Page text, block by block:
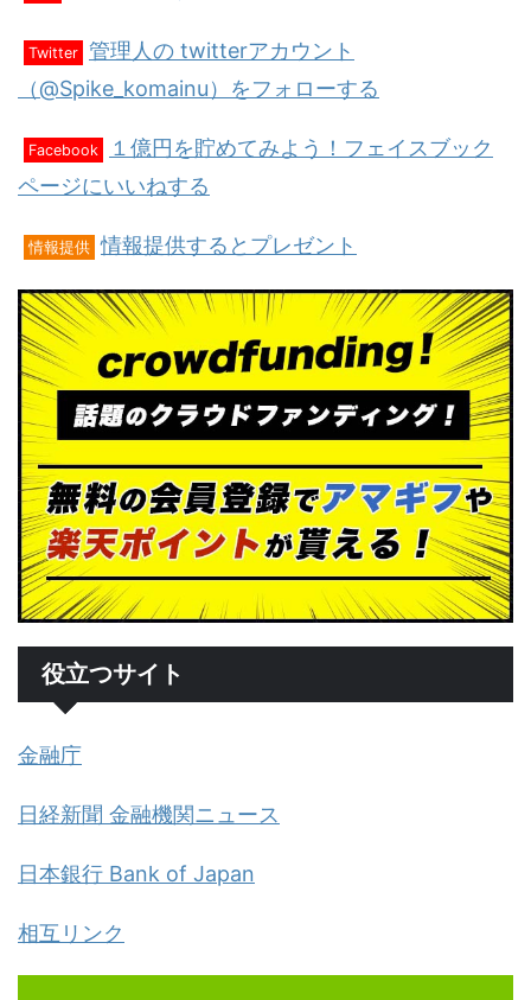
Twitter 管理人の twitterアカウント
（@Spike_komainu）をフォローする
Facebook
１億円を貯めてみよう！フェイスブック
ページにいいねする
情報提供 情報提供するとプレゼント
役立つサイト
金融庁
日経新聞 金融機関ニュース
日本銀行 Bank of Japan
相互リンク